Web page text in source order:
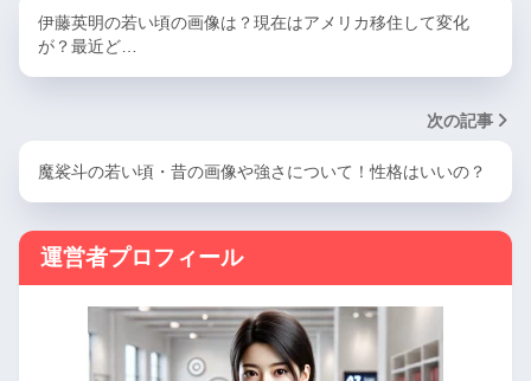
伊藤英明の若い頃の画像は？現在はアメリカ移住して変化
が？最近ど…
次の記事
魔裟斗の若い頃・昔の画像や強さについて！性格はいいの？
運営者プロフィール